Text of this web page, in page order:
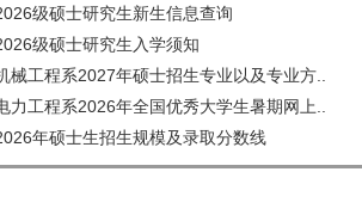
级硕士研究生新生信息查询
级硕士研究生入学须知
械工程系2027年硕士招生专业以及专业方..
力工程系2026年全国优秀大学生暑期网上..
年硕士生招生规模及录取分数线